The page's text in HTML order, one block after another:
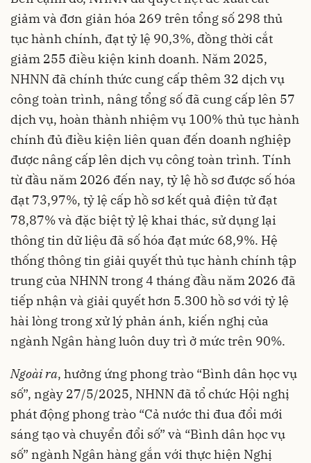
giảm và đơn giản hóa 269 trên tổng số 298 thủ
tục hành chính, đạt tỷ lệ 90,3%, đồng thời cắt
giảm 255 điều kiện kinh doanh. Năm 2025,
NHNN đã chính thức cung cấp thêm 32 dịch vụ
công toàn trình, nâng tổng số đã cung cấp lên 57
dịch vụ, hoàn thành nhiệm vụ 100% thủ tục hành
chính đủ điều kiện liên quan đến doanh nghiệp
được nâng cấp lên dịch vụ công toàn trình. Tính
từ đầu năm 2026 đến nay, tỷ lệ hồ sơ được số hóa
đạt 73,97%, tỷ lệ cấp hồ sơ kết quả điện tử đạt
78,87% và đặc biệt tỷ lệ khai thác, sử dụng lại
thông tin dữ liệu đã số hóa đạt mức 68,9%. Hệ
thống thông tin giải quyết thủ tục hành chính tập
trung của NHNN trong 4 tháng đầu năm 2026 đã
tiếp nhận và giải quyết hơn 5.300 hồ sơ với tỷ lệ
hài lòng trong xử lý phản ánh, kiến nghị của
ngành Ngân hàng luôn duy trì ở mức trên 90%.
Ngoài ra, hưởng ứng phong trào “Bình dân học vụ
số”, ngày 27/5/2025, NHNN đã tổ chức Hội nghị
phát động phong trào “Cả nước thi đua đổi mới
sáng tạo và chuyển đổi số” và “Bình dân học vụ
số” ngành Ngân hàng gắn với thực hiện Nghị